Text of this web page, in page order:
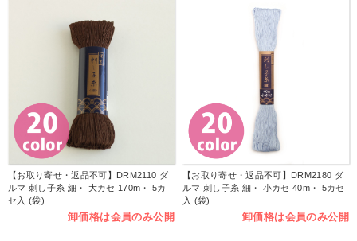
【お取り寄せ・返品不可】DRM2110 ダ
ルマ 刺し子糸 細・ 大カセ 170m・ 5カ
セ入 (袋)
卸価格は会員のみ公開
【お取り寄せ・返品不可】DRM2180 ダ
ルマ 刺し子糸 細・ 小カセ 40m・ 5カセ
入 (袋)
卸価格は会員のみ公開